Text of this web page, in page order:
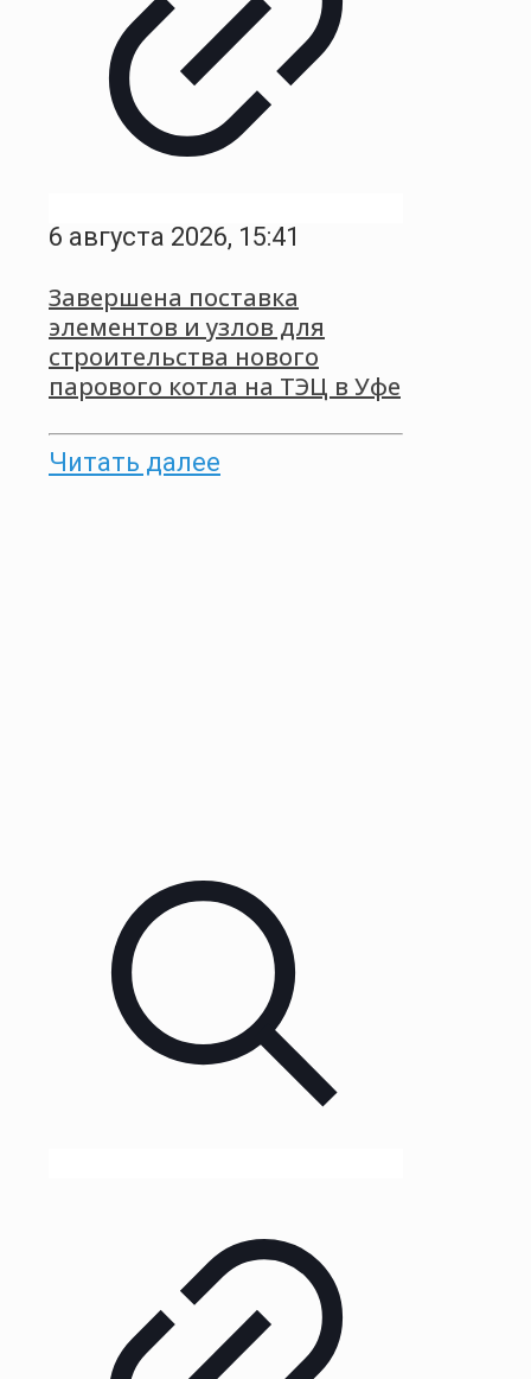
6 августа 2026, 15:41
Завершена поставка
элементов и узлов для
строительства нового
парового котла на ТЭЦ в Уфе
Читать далее